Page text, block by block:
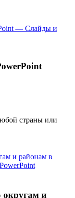
страны или
округам и